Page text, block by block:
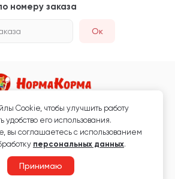
номеру заказа
Ок
для животных и ветаптека
на сайте, не является публичной
офертой.
Сookie, чтобы улучшить работу
удобство его использования.
вы соглашаетесь с использованием
персональных данных.
Принимаю